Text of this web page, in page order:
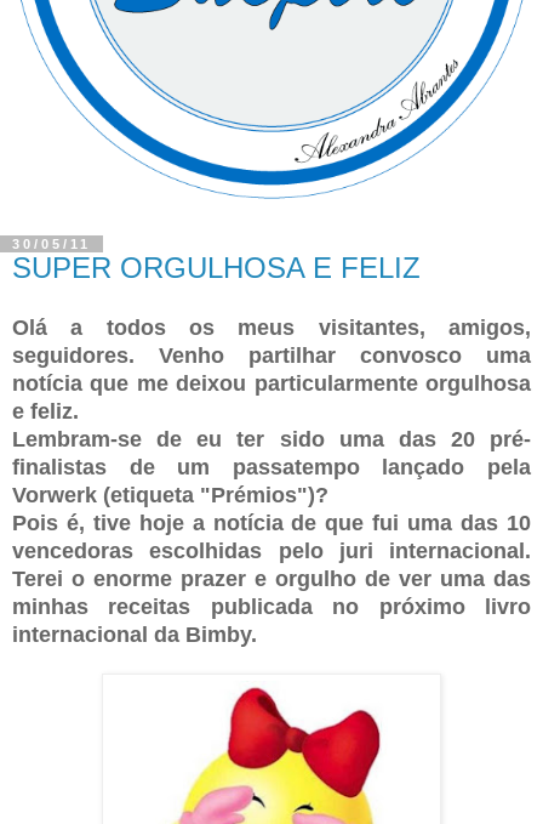
30/05/11
SUPER ORGULHOSA E FELIZ
Olá a todos os meus visitantes, amigos,
seguidores. Venho partilhar convosco uma
notícia que me deixou particularmente orgulhosa
e feliz.
Lembram-se de eu ter sido uma das 20 pré-
finalistas de um passatempo lançado pela
Vorwerk (etiqueta "Prémios")?
Pois é, tive hoje a notícia de que fui uma das 10
vencedoras escolhidas pelo juri internacional.
Terei o enorme prazer e orgulho de ver uma das
minhas receitas publicada no próximo livro
internacional da Bimby.